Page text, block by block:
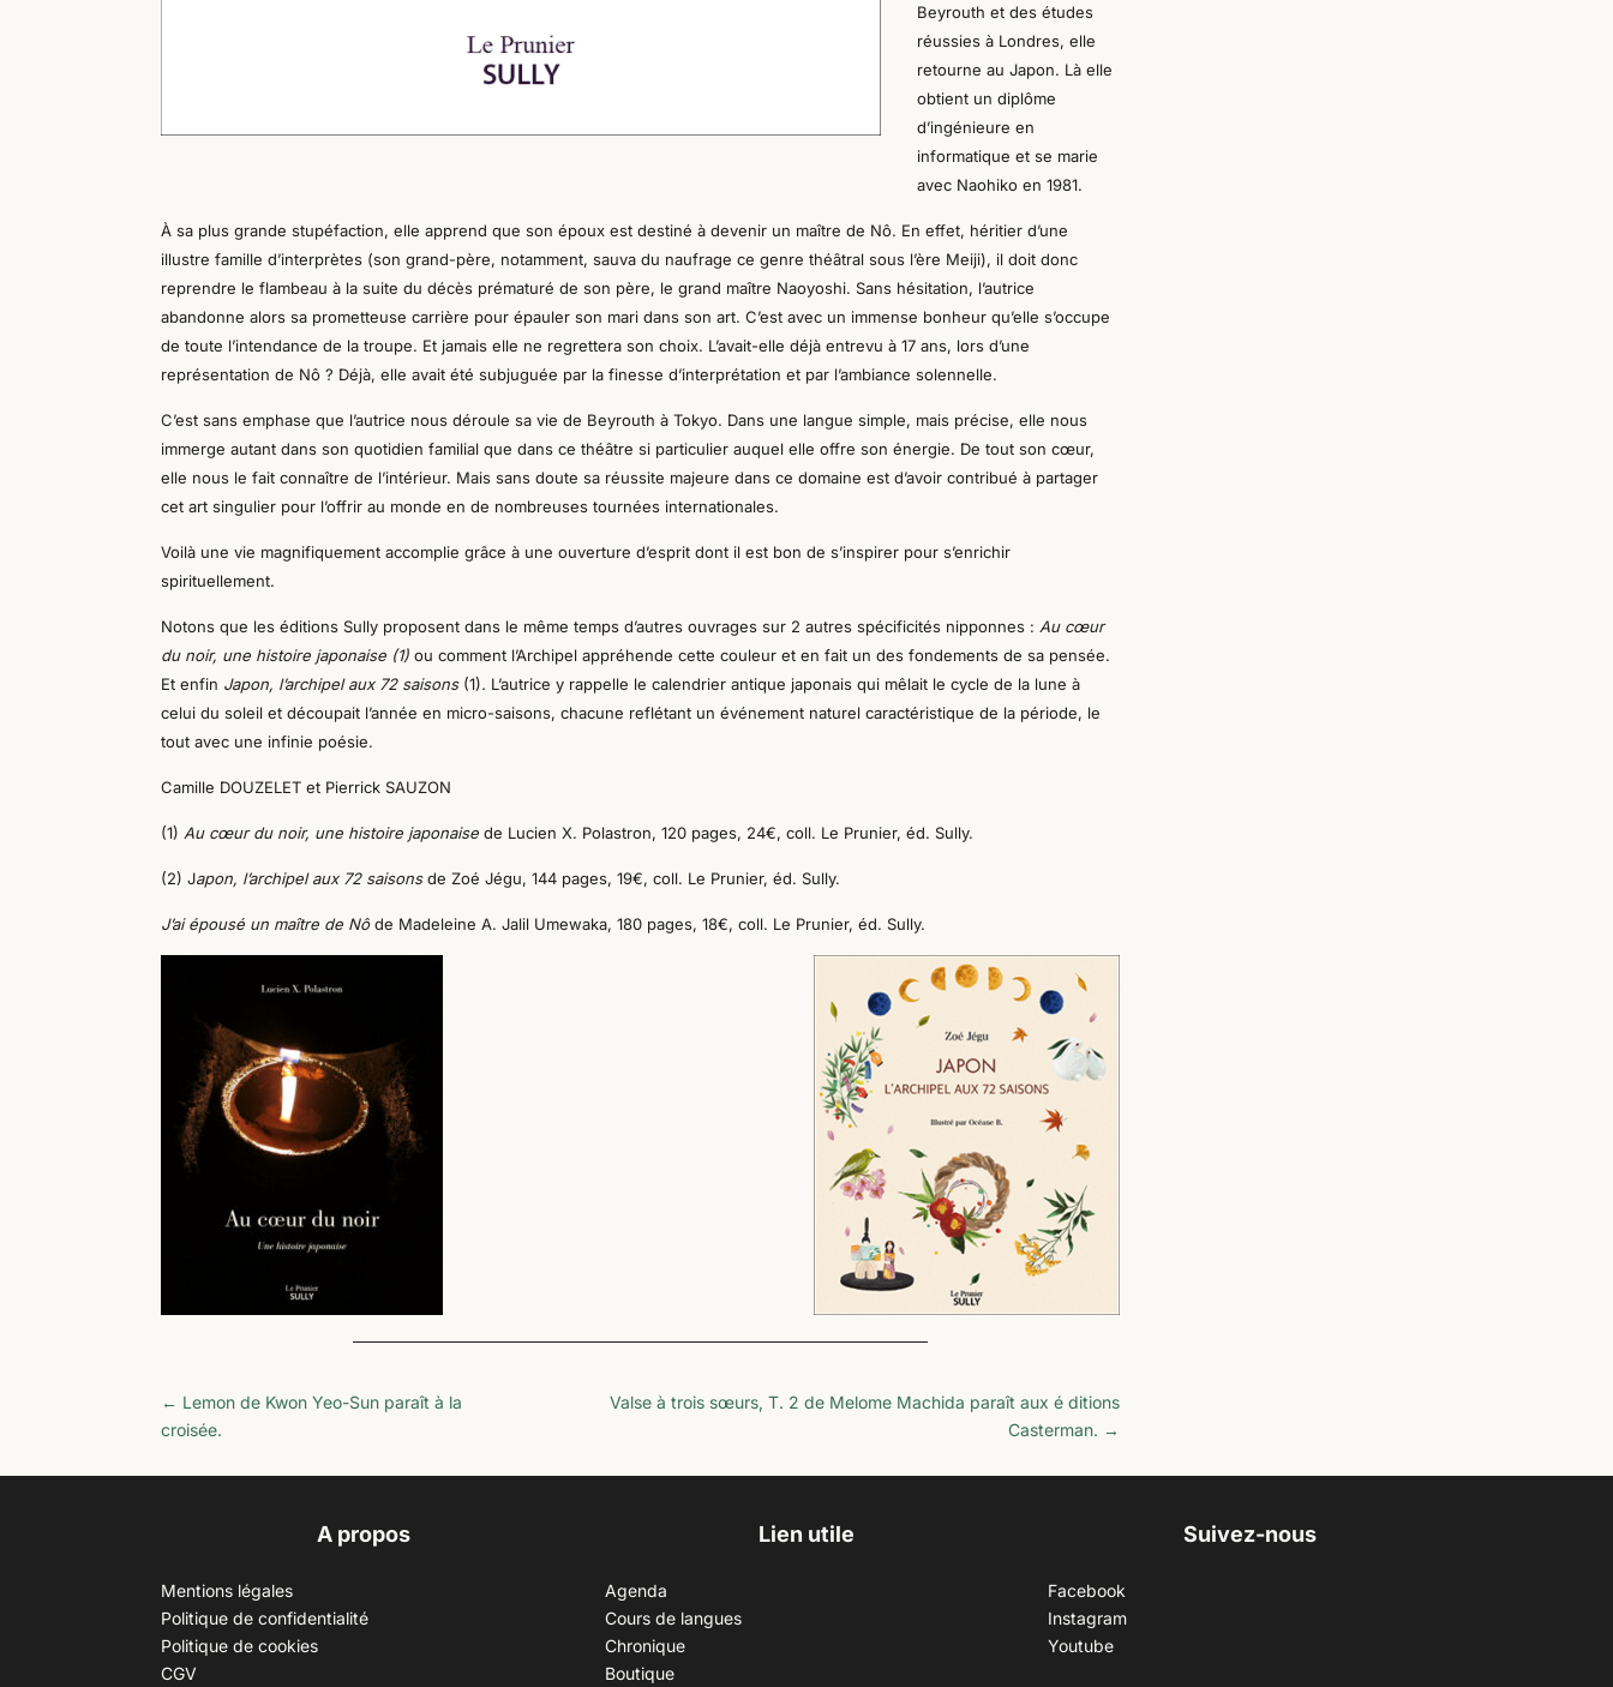
Beyrouth et des études
réussies à Londres, elle
retourne au Japon. Là elle
obtient un diplôme
d’ingénieure en
informatique etse marie
avec Naohiko en 1981.
À sa plus grande stupéfaction, elle apprend que sonépoux est destiné à devenir un maître de Nô. En effet, héritier d’une
illustre famille d’interprètes (songrand-père, notamment, sauva du naufrage ce genre théâtral sous l’ère Meiji), il doitdonc
reprendre le flambeau à la suite du décès prématuré de son père, le grand maître Naoyoshi. Sans hésitation, l’autrice
abandonnealorssa prometteuse carrière pour épauler son mari dans son art. C’est avec un immense bonheur qu’elle s’occupe
de toute l’intendance de la troupe. Et jamais elle ne regrettera son choix. L’avait-elle déjà entrevuà 17 ans, lors d’une
représentation de Nô ? Déjà, elle avait été subjuguée par la finesse d’interprétationet par l’ambiance solennelle.
C’est sans emphase que l’autrice nous déroule sa vie de Beyrouth à Tokyo. Dans une langue simple, mais précise, elle nous
immerge autant dans son quotidien familial que dans ce théâtre si particulier auquel elle offre son énergie. De tout son cœur,
elle nous le fait connaître de l’intérieur. Mais sans doute sa réussite majeure dans ce domaine est d’avoir contribué à partager
cet art singulier pour l’offrir au mondeende nombreuses tournées internationales.
Voilà une vie magnifiquementaccompliegrâce à une ouverture d’espritdont il est bon de s’inspirer pour s’enrichir
spirituellement.
Notons que les éditions Sully proposent dans le même temps d’autres ouvrages sur 2 autres spécificités nipponnes : Au cœur
du noir, une histoire japonaise (1)ou comment l’Archipel appréhende cette couleur et en fait un des fondementsde sa pensée.
Et enfin Japon, l’archipel aux 72 saisons (1). L’autrice y rappelle le calendrier antique japonais qui mêlait le cycle de la lune à
celui du soleil et découpait l’année en micro-saisons, chacune reflétant un événement naturel caractéristique de la période, le
toutavec une infinie poésie.
Camille DOUZELET et Pierrick SAUZON
(1) Au cœur du noir, une histoire japonaisede Lucien X. Polastron, 120 pages, 24€, coll. Le Prunier,éd. Sully.
(2) Japon, l’archipel aux 72 saisonsde Zoé Jégu, 144 pages, 19€, coll. Le Prunier,éd. Sully.
J’ai épousé un maître de Nôde Madeleine A. Jalil Umewaka,180 pages, 18€, coll. Le Prunier,éd. Sully.
← Lemon de Kwon Yeo-Sun paraît à la
croisée.
Valse à trois sœurs, T. 2 de Melome Machida paraît aux é ditions
Casterman. →
A propos
Mentions légales
Politique de confidentialité
Politique de cookies
CGV
Lien utile
Agenda
Cours de langues
Chronique
Boutique
Suivez-nous
Facebook
Instagram
Youtube